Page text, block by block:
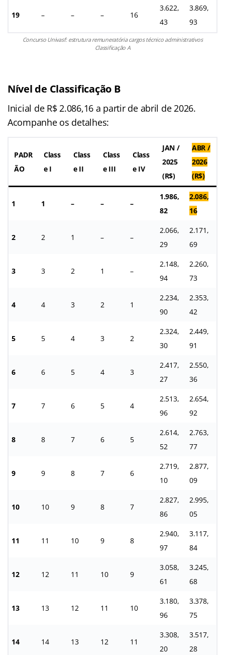
19 – – – 16
3.622,
43
3.869,
93
Concurso Univasf: estrutura remuneratória cargos técnico administrativos
Classificação A
Nível de Classificação B
Inicial de R$ 2.086,16 a partir de abril de 2026.
Acompanhe os detalhes:
PADR
ÃO
Class
e I
Class
e II
Class
e III
Class
e IV
JAN /
2025
(R$)
ABR /
2026
(R$)
1 1 – – –
1.986,
82
2.086,
16
2 2 1 – –
2.066,
29
2.171,
69
3 3 2 1 –
2.148,
94
2.260,
73
4 4 3 2 1
2.234,
90
2.353,
42
5 5 4 3 2
2.324,
30
2.449,
91
6 6 5 4 3
2.417,
27
2.550,
36
7 7 6 5 4
2.513,
96
2.654,
92
8 8 7 6 5
2.614,
52
2.763,
77
9 9 8 7 6
2.719,
10
2.877,
09
10 10 9 8 7
2.827,
86
2.995,
05
11 11 10 9 8
2.940,
97
3.117,
84
12 12 11 10 9
3.058,
61
3.245,
68
13 13 12 11 10
3.180,
96
3.378,
75
14 14 13 12 11
3.308,
20
3.517,
28